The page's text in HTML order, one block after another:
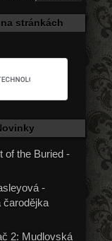
na stránkách
of the Buried -
-
čarodějka
2: Mudlovská